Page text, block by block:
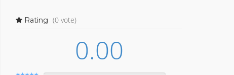
Rating (0 vote)
0.00